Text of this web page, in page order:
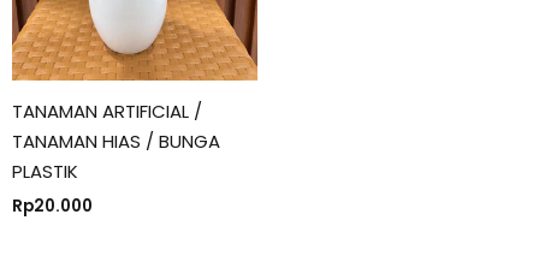
TANAMAN ARTIFICIAL /
TANAMAN HIAS / BUNGA
PLASTIK
Rp20.000